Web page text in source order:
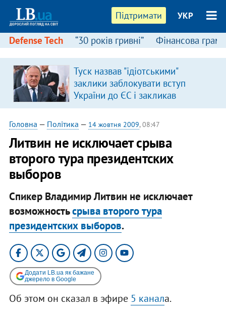
Підтримати УКР
Defense Tech “30 років гривні” Фінансова
Туск назвав "ідіотськими"
заклики заблокувати вступ
України до ЄС і закликав
припинити антиукраїнську
риторику
Головна — Політика — 14 жовтня 2009, 08:47
Литвин не исключает срыва
второго тура президентских
выборов
Спикер Владимир Литвин не исключает
возможностьсрыва второго тура
президентских выборов.
Додати LB.ua як бажане
джерело в Google
Об этом он сказал в эфире 5 канала.